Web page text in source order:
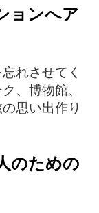
ョンへア
れさせてく
、博物館、
思い出作り
のための